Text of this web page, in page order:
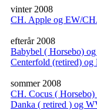
vinter 2008
CH. Apple og EW/
efterår 2008
Babybel ( Horsebo)
Centerfold (retired)
sommer 2008
CH. Cocus (
Danka ( retired ) og